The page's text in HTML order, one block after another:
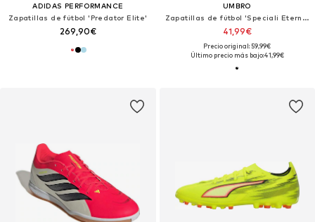
ADIDAS PERFORMANCE
Zapatillas de fútbol 'Predator Elite'
269,90€
UMBRO
Zapatillas de fútbol 'Speciali Eternal Team'
41,99€
Precio original: 59,99€
Último precio más bajo:41,99€